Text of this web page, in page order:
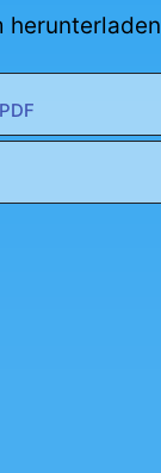
herunterladen